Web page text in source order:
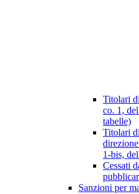
Titolari
co. 1,
tabelle)
Titolari
1-bis,
Cessati
Sanzioni per